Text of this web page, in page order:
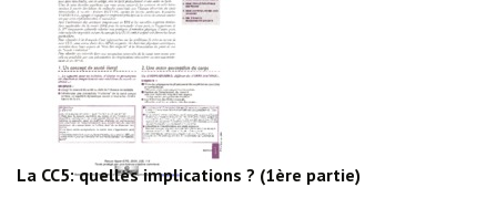
La CC5: quelles implications ? (1ère partie)